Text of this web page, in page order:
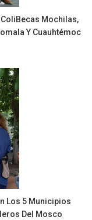
Mochilas,
Y Cuauhtémoc
Los 5 Municipios
Del Mosco